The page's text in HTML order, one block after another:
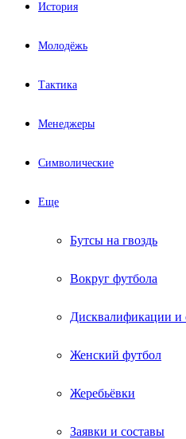
История
Молодёжь
Тактика
Менеджеры
Символические
Еще
Бутсы на гвоздь
Вокруг футбола
Дисквалификации и
Женский футбол
Жеребьёвки
Заявки и составы